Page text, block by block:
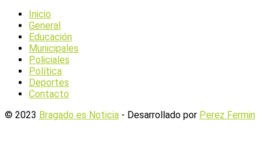
Inicio
General
Educación
Municipales
Policiales
Política
Deportes
Contacto
© 2023 Bragado es Noticia - Desarrollado por Perez Fermin